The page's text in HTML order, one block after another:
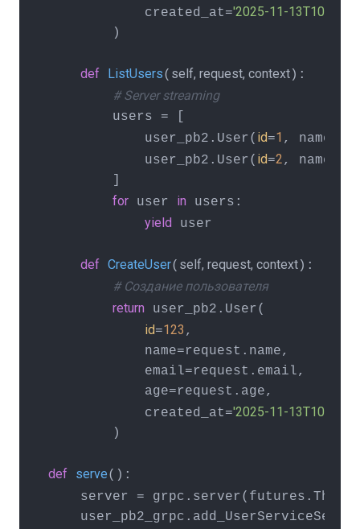
            created_at=
'2025-11-
        )
def ListUsers( self, request, context):
# Server streaming
        users = [
            user_pb2.User(
id=1 , name=
            user_pb2.User(
id=2, name=
for user in users:
yield user
def CreateUser( self, request, context):
# Создание пользователя
return user_pb2.User(
id=123 ,
            name=request.name,
            email=request.email,
            age=request.age,
            created_at=
'2025-11-
        )
def serve():
server =